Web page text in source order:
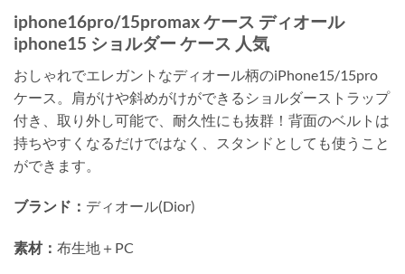
iphone16pro/15promax ケース ディオール
iphone15 ショルダー ケース 人気
おしゃれでエレガントなディオール柄のiPhone15/15pro
ケース。肩がけや斜めがけができるショルダーストラップ
付き、取り外し可能で、耐久性にも抜群！背面のベルトは
持ちやすくなるだけではなく、スタンドとしても使うこと
ができます。
ブランド： ディオール(Dior)
素材： 布生地＋PC